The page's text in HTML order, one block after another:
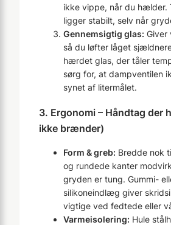
ikke vippe, når du hælder.
ligger stabilt, selv når
Gennemsigtig glas: Giver
så du løfter låget
hærdet glas, der tåler
sørg for, at dampventilen
synet af litermålet.
3. Ergonomi – Håndtag der
ikke brænder)
Form & greb: Bredde nok
og rundede kanter
gryden er tung. Gummi-
silikoneindlæg giver
vigtige ved fedtede eller
Varmeisolering: Hule